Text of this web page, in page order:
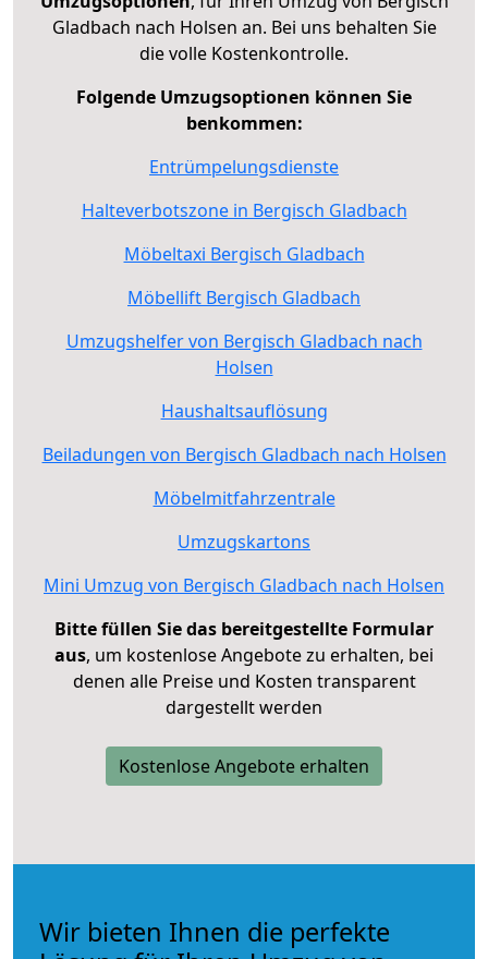
Gladbach nach Holsen an. Bei uns behalten Sie
die volle Kostenkontrolle.
Folgende Umzugsoptionen können Sie
benkommen:
Entrümpelungsdienste
Halteverbotszone in Bergisch Gladbach
Möbeltaxi Bergisch Gladbach
Möbellift Bergisch Gladbach
Umzugshelfer von Bergisch Gladbach nach
Holsen
Haushaltsauflösung
Beiladungen von Bergisch Gladbach nach Holsen
Möbelmitfahrzentrale
Umzugskartons
Mini Umzug von Bergisch Gladbach nach Holsen
Bitte füllen Sie das bereitgestellte Formular
aus, um kostenlose Angebote zu erhalten, bei
denen alle Preise und Kosten transparent
dargestellt werden
Kostenlose Angebote erhalten
Wir bieten Ihnen die perfekte